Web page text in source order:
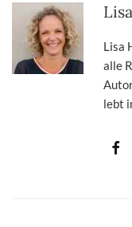
Lisa
alle
lebt